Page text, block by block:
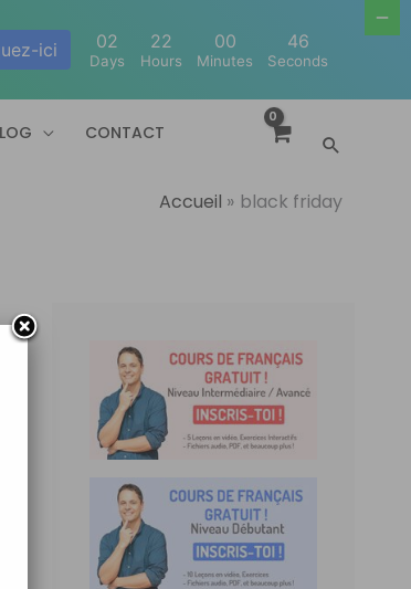
CONTACT
Accueil black friday
ici 02
Days
22
Hours
00
Minutes
45
Seconds